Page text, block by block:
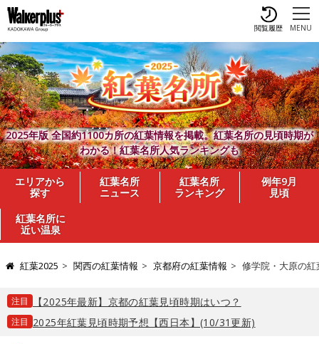
MENU
閲覧履歴
2025年版 全国約1100カ所の紅葉情報を掲載。紅葉名所の見頃時期が
わかる！紅葉名所人気ランキングも
エリアから
探す
紅葉名所
ニュース
紅葉名所
ランキング
例年9月
見頃
紅葉名所に
近い温泉
紅葉2025 関西の紅葉情報 京都府の紅葉情報 修学院・大原の紅
注目 【2025年最新】京都の紅葉見頃時期はいつ？
注目 2025年紅葉見頃時期予想【西日本】(10/31更新)